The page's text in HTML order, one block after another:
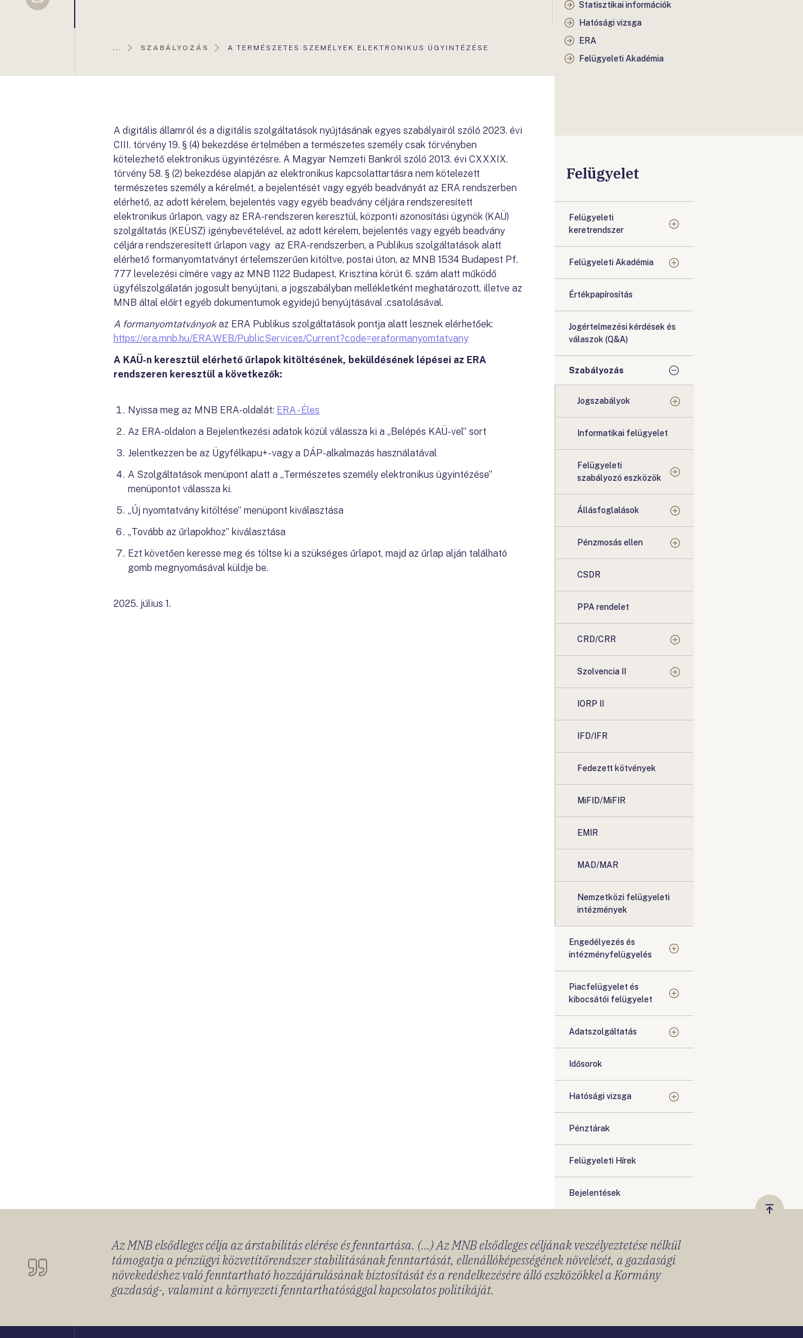
Sellsy
... SZABÁLYOZÁS
AKTUÁLIS
A TERMÉSZETES SZEMÉLYEK ELEKTRONIKUS ÜGYINTÉZÉSE
Statisztikai információk
Hatósági vizsga
ERA
Felügyeleti Akadémia
A digitális államról és a digitális szolgáltatások nyújtásának egyes szabályairól szóló 2023. évi
CIII. törvény 19. § (4) bekezdése értelmében a természetes személy csak törvényben
kötelezhető elektronikus ügyintézésre. A Magyar Nemzeti Bankról szóló 2013. évi CXXXIX.
törvény 58. § (2) bekezdése alapján az elektronikus kapcsolattartásra nem kötelezett
természetes személy a kérelmét, a bejelentését vagy egyéb beadványát az ERA rendszerben
elérhető, az adott kérelem, bejelentés vagy egyéb beadvány céljára rendszeresített
elektronikus űrlapon, vagy az ERA-rendszeren keresztül, központi azonosítási ügynök (KAÜ)
szolgáltatás (KEÜSZ) igénybevételével, az adott kérelem, bejelentés vagy egyéb beadvány
céljára rendszeresített űrlapon vagy az ERA-rendszerben, a Publikus szolgáltatások alatt
elérhető formanyomtatványt értelemszerűen kitöltve, postai úton, az MNB 1534 Budapest Pf.
777 levelezési címére vagy az MNB 1122 Budapest, Krisztina körút 6. szám alatt működő
ügyfélszolgálatán jogosult benyújtani, a jogszabályban mellékletként meghatározott, illetve az
MNB által előírt egyéb dokumentumok egyidejű benyújtásával .csatolásával.
A formanyomtatványokaz ERA Publikus szolgáltatások pontja alatt lesznek elérhetőek:
https://era.mnb.hu/ERA.WEB/PublicServices/Current?code=eraformanyomtatvany
A KAÜ-n keresztül elérhető űrlapok kitöltésének, beküldésének lépései az ERA
rendszeren keresztül a következők:
Nyissa meg az MNB ERA-oldalát: ERA - Éles
Az ERA-oldalon a Bejelentkezési adatok közül válassza ki a „Belépés KAÜ-vel” sort
Jelentkezzen be az Ügyfélkapu+- vagy a DÁP-alkalmazás használatával
A Szolgáltatások menüpont alatt a „Természetes személy elektronikus ügyintézése”
menüpontot válassza ki.
„Új nyomtatvány kitöltése” menüpont kiválasztása
„Tovább az űrlapokhoz” kiválasztása
Ezt követően keresse meg és töltse ki a szükséges űrlapot, majd az űrlap alján található
gomb megnyomásával küldje be.
2025. július 1.
Felügyelet
Felügyeleti
keretrendszer
Felügyeleti Akadémia
Értékpapírosítás
Jogértelmezési kérdések és
válaszok (Q&A)
Szabályozás
Jogszabályok
Informatikai felügyelet
Felügyeleti
szabályozó eszközök
Állásfoglalások
Pénzmosás ellen
CSDR
PPA rendelet
CRD/CRR
Szolvencia II
IORP II
IFD/IFR
Fedezett kötvények
MiFID/MiFIR
EMIR
MAD/MAR
Nemzetközi felügyeleti
intézmények
Engedélyezés és
intézményfelügyelés
Piacfelügyelet és
kibocsátói felügyelet
Adatszolgáltatás
Idősorok
Hatósági vizsga
Pénztárak
Felügyeleti Hírek
Bejelentések
Vissza
Az MNB elsődleges célja az árstabilitás elérése és fenntartása. (...) Az MNB elsődleges céljának veszélyeztetése nélkül
támogatja a pénzügyi közvetítőrendszer stabilitásának fenntartását, ellenállóképességének növelését, a gazdasági
növekedéshez való fenntartható hozzájárulásának biztosítását és a rendelkezésére álló eszközökkel a Kormány
gazdaság-, valamint a környezeti fenntarthatósággal kapcsolatos politikáját.